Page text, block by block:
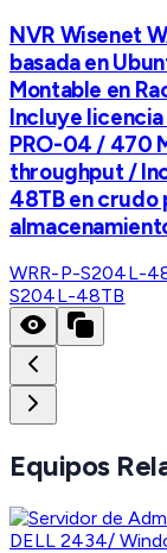
NVR Wisenet
basada en
Montable en
Incluye licencia
PRO-04 / 470
throughput /
48TB en crudo
WRR-P-S204L-
S204L-48TB
Equipos